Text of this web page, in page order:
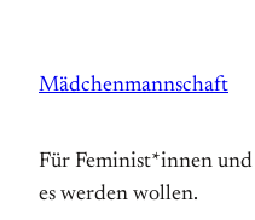
springen
Mädchenmannschaft
Für Feminist*innen
es werden wollen.